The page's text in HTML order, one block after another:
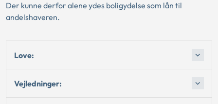
Der kunne derfor alene ydes boligydelse som lån til
andelshaveren.
Love:
Vejledninger: